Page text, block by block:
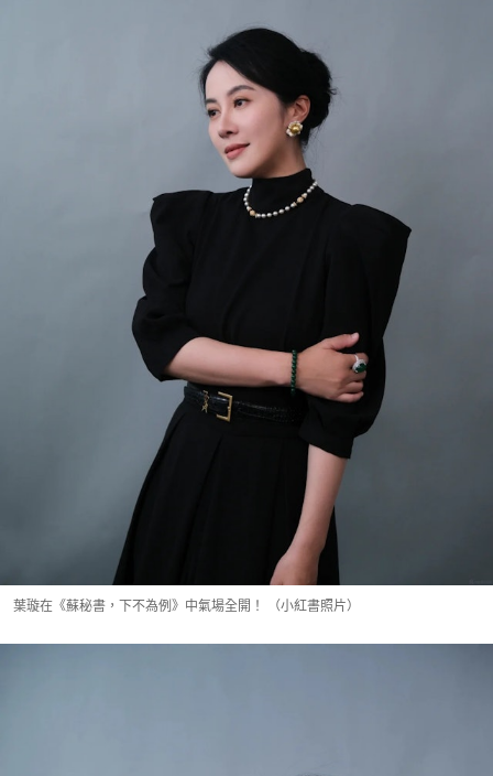
葉璇在《蘇秘書，下不為例》中氣場全開！ （小紅書照片）